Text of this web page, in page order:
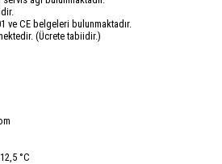
ve CE belgeleri bulunmaktadır.
(Ücrete tabiidir.)
°C